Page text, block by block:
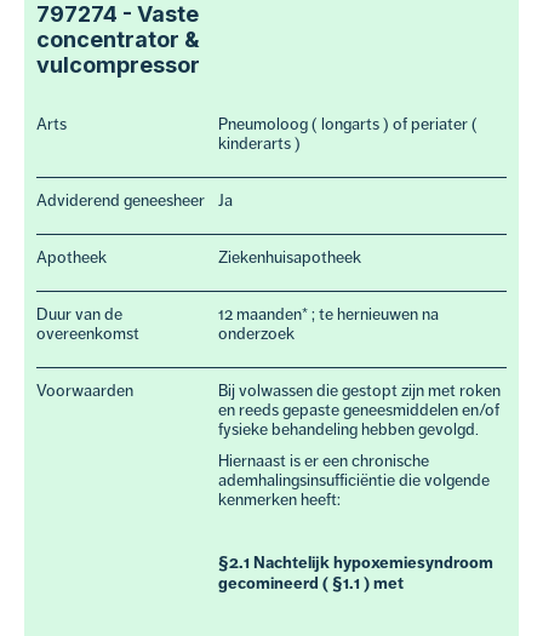
797274 - Vaste
concentrator &
vulcompressor
Arts
Pneumoloog ( longarts ) of periater (
kinderarts )
Adviderend geneesheer Ja
Apotheek Ziekenhuisapotheek
Duur van de
overeenkomst
12 maanden* ; te hernieuwen na
onderzoek
Voorwaarden
Bij volwassen die gestopt zijn met roken
en reeds gepaste geneesmiddelen en/of
fysieke behandeling hebben gevolgd.
Hiernaast is er een chronische
ademhalingsinsufficiëntie die volgende
kenmerken heeft:
§2.1 Nachtelijk hypoxemiesyndroom
gecomineerd ( §1.1 ) met